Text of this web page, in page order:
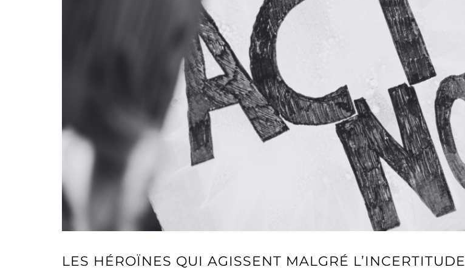
LES HÉROÏNES QUI AGISSENT MALGRÉ L’INCERTITUDE